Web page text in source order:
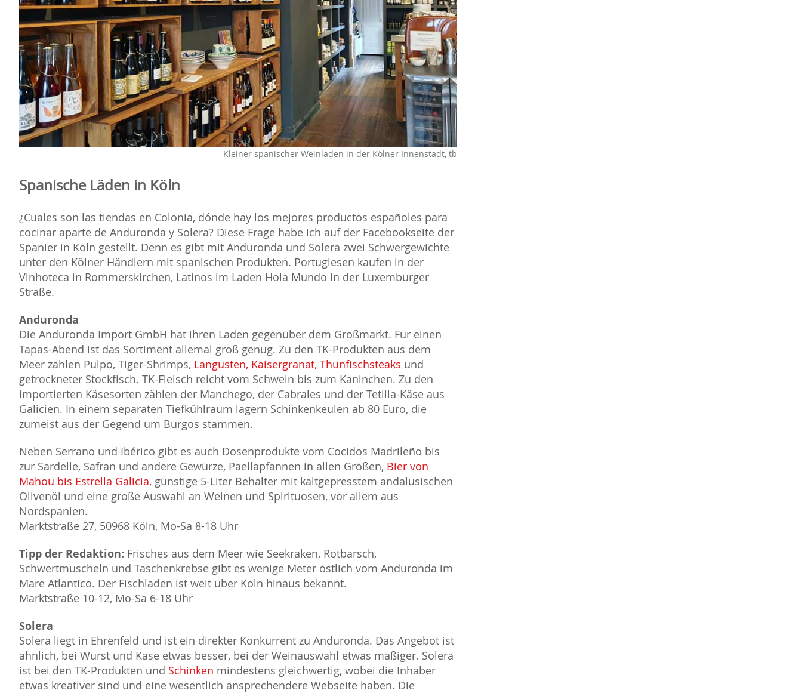
Kleiner spanischer Weinladen in der Kölner Innenstadt, tb
Spanische Läden in Köln
¿Cuales son las tiendas en Colonia, dónde hay los mejores productos españoles para
cocinar aparte de Anduronda y Solera? Diese Frage habe ich auf der Facebookseite der
Spanier in Köln gestellt. Denn es gibt mit Anduronda und Solera zwei Schwergewichte
unter den Kölner Händlern mit spanischen Produkten. Portugiesen kaufen in der
Vinhoteca in Rommerskirchen, Latinos im Laden Hola Mundo in der Luxemburger
Straße.
Anduronda
Die Anduronda Import GmbH hat ihren Laden gegenüber dem Großmarkt. Für einen
Tapas-Abend ist das Sortiment allemal groß genug. Zu den TK-Produkten aus dem
Meer zählen Pulpo, Tiger-Shrimps, Langusten, Kaisergranat, Thunfischsteaks und
getrockneter Stockfisch. TK-Fleisch reicht vom Schwein bis zum Kaninchen. Zu den
importierten Käsesorten zählen der Manchego, der Cabrales und der Tetilla-Käse aus
Galicien. In einem separaten Tiefkühlraum lagern Schinkenkeulen ab 80 Euro, die
zumeist aus der Gegend um Burgos stammen.
Neben Serrano und Ibérico gibt es auch Dosenprodukte vom Cocidos Madrileño bis
zur Sardelle, Safran und andere Gewürze, Paellapfannen in allen Größen, Bier von
Mahou bis Estrella Galicia, günstige 5-Liter Behälter mit kaltgepresstem andalusischen
Olivenöl und eine große Auswahl an Weinen und Spirituosen, vor allem aus
Nordspanien.
Marktstraße 27, 50968 Köln, Mo-Sa 8-18 Uhr
Tipp der Redaktion: Frisches aus dem Meer wie Seekraken, Rotbarsch,
Schwertmuscheln und Taschenkrebse gibt es wenige Meter östlich vom Anduronda im
Mare Atlantico. Der Fischladen ist weit über Köln hinaus bekannt.
Marktstraße 10-12, Mo-Sa 6-18 Uhr
Solera
Solera liegt in Ehrenfeld und ist ein direkter Konkurrent zu Anduronda. Das Angebot ist
ähnlich, bei Wurst und Käse etwas besser, bei der Weinauswahl etwas mäßiger. Solera
ist bei den TK-Produkten und Schinken mindestens gleichwertig, wobei die Inhaber
etwas kreativer sind und eine wesentlich ansprechendere Webseite haben. Die